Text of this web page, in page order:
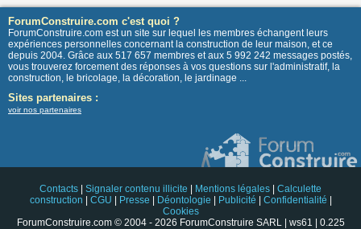
ForumConstruire.com c'est quoi ?
ForumConstruire.com est un site sur lequel les membres échangent leurs
expériences personnelles concernant la construction de leur maison, et ce
depuis 2004. Grâce aux 517 657 membres et aux 5 992 242 messages postés,
vous trouverez forcement des réponses à vos questions sur l'administratif, la
construction, le bricolage, la décoration, le jardinage ...
Sites partenaires :
voir nos partenaires
Contacts Signaler contenu illicite Mentions légales
Calculette
construction
CGU Presse Déontologie Publicité Confidentialité
Cookies
ForumConstruire.com © 2004 - 2026 ForumConstruire SARL | ws61 | 0.225